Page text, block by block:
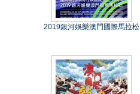
2019銀河娛樂澳門國際馬拉松